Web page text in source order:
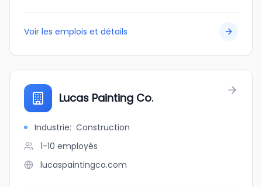
Voir les emplois et détails
Lucas Painting Co.
Industrie: Construction
1-10 employés
lucaspaintingco.com